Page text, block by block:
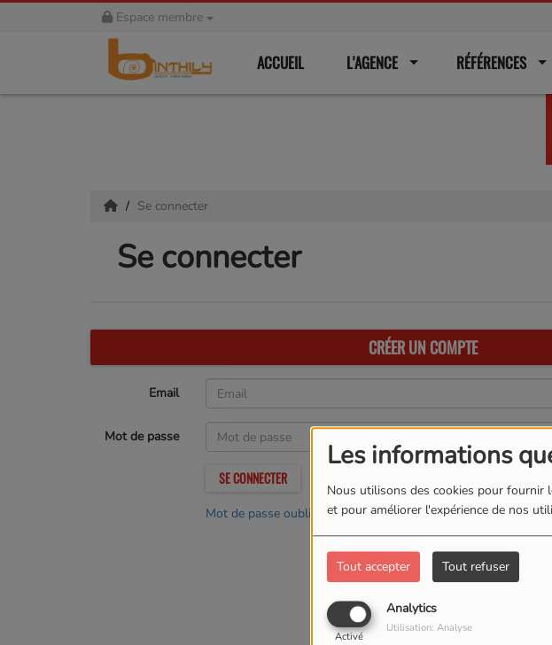
Les informations
Nous utilisons des cookies pour fournir
et pour améliorer l'expérience de nos
Tout accepter Tout refuser
Analytics
Activé
Utilisation: Analyse
Espace membre
ACCUEIL L'AGENCE RÉFÉRENCES
Se connecter
Se connecter
CRÉER UN COMPTE
Email
Mot de passe
SE CONNECTER
Mot de passe oublié ?